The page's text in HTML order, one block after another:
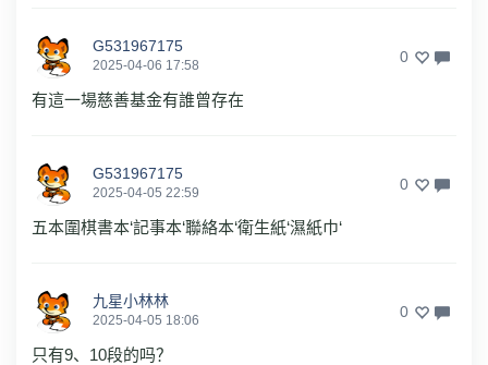
G531967175
2025-04-06 17:58 0
有這一場慈善基金有誰曾存在
G531967175
2025-04-05 22:59 0
五本圍棋書本‘記事本‘聯絡本‘衛生紙‘濕紙巾‘
九星小林林
2025-04-05 18:06 0
只有9、10段的吗？